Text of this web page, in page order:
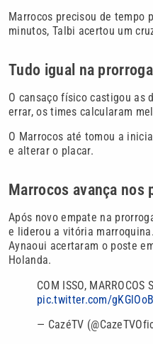
Marrocos precisou de tempo
minutos, Talbi acertou um
Tudo igual na
O cansaço físico castigou as
errar, os times calcularam
O Marrocos até tomou a
e alterar o placar.
Marrocos avança nos
Após novo empate na
e liderou a vitória
Aynaoui acertaram o poste
Holanda.
COM ISSO,
pic.twitter.com/
— CazéTV